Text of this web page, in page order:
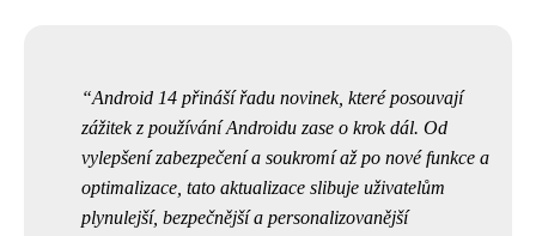
Android 14 přináší řadu novinek, které posouvají
zážitek z používání Androidu zase o krok dál. Od
vylepšení zabezpečení a soukromí až po nové funkce a
optimalizace, tato aktualizace slibuje uživatelům
plynulejší, bezpečnější a personalizovanější